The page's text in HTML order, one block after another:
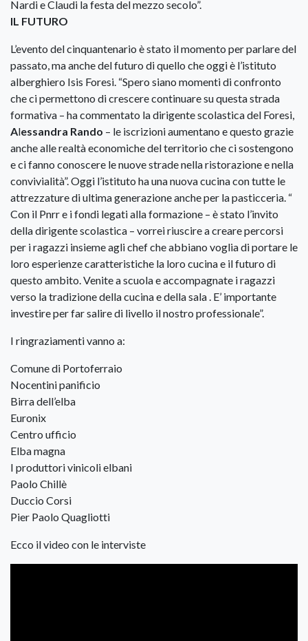
Nardi e Claudi la festa del mezzo secolo”.
IL FUTURO
L’evento del cinquantenario è stato il momento per parlare del
passato, ma anche del futuro di quello che oggi è l’istituto
alberghiero Isis Foresi. “Spero siano momenti di confronto
che ci permettono di crescere continuare su questa strada
formativa – ha commentato la dirigente scolastica del Foresi,
Alessandra Rando – le iscrizioni aumentano e questo grazie
anche alle realtà economiche del territorio che ci sostengono
e ci fanno conoscere le nuove strade nella ristorazione e nella
convivialità”. Oggi l’istituto ha una nuova cucina con tutte le
attrezzature di ultima generazione anche per la pasticceria. “
Con il Pnrr e i fondi legati alla formazione – è stato l’invito
della dirigente scolastica – vorrei riuscire a creare percorsi
per i ragazzi insieme agli chef che abbiano voglia di portare le
loro esperienze caratteristiche la loro cucina e il futuro di
questo ambito. Venite a scuola e accompagnate i ragazzi
verso la tradizione della cucina e della sala . E’ importante
investire per far salire di livello il nostro professionale”.
I ringraziamenti vanno a:
Comune di Portoferraio
Nocentini panificio
Birra dell’elba
Euronix
Centro ufficio
Elba magna
I produttori vinicoli elbani
Paolo Chillè
Duccio Corsi
Pier Paolo Quagliotti
Ecco il video con le interviste